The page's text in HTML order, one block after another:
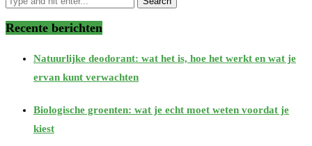
Recente berichten
Natuurlijke deodorant: wat het is, hoe het werkt en wat je
ervan kunt verwachten
Biologische groenten: wat je echt moet weten voordat je
kiest